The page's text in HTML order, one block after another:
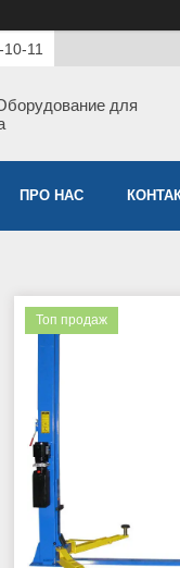
11
для
ПРО НАС
Топ продаж